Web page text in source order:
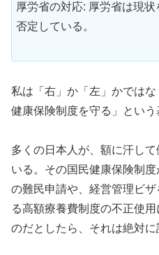
厚労省の対応: 厚労省は現
否定している。
私は「右」か「左」かでは
健康保険制度を守る」という
多くの日本人が、額に汗し
いる。その国民健康保険制度
の難民申請や、経営管理ビ
る高額療養費制度の不正使
のだとしたら、それは絶対に